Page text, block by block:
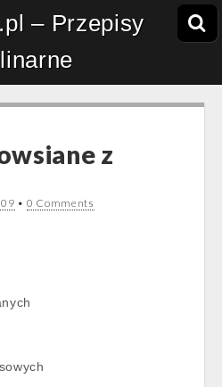
– Przepisy
z
• 0 Comments